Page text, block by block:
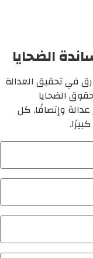
الضحايا
في تحقيق العدالة
الضحايا
وإنصافًا. كل